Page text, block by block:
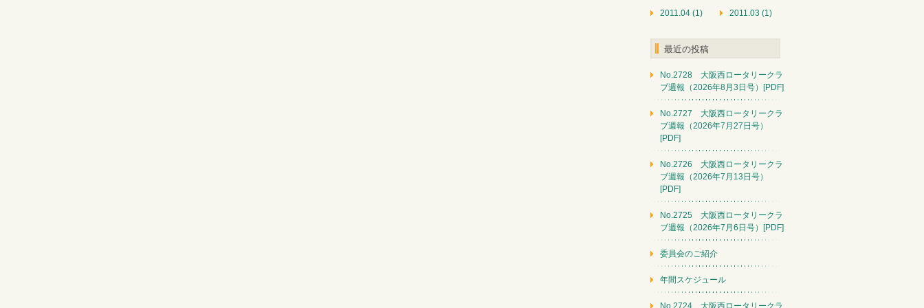
2011.04 (1) 2011.03 (1)
最近の投稿
No.2728 大阪西ロータリークラ
ブ週報（2026年8月3日号）[PDF]
No.2727 大阪西ロータリークラ
ブ週報（2026年7月27日号）
[PDF]
No.2726 大阪西ロータリークラ
ブ週報（2026年7月13日号）
[PDF]
No.2725 大阪西ロータリークラ
ブ週報（2026年7月6日号）[PDF]
委員会のご紹介
年間スケジュール
No.2724 大阪西ロータリークラ